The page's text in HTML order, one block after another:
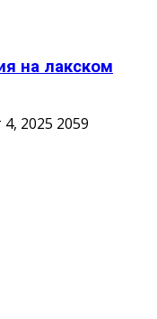
на лакском
2025 2059